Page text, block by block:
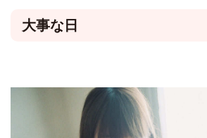
大事な日